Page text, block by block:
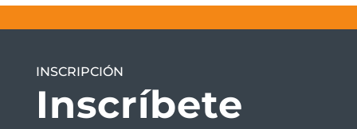
INSCRIPCIÓN
Inscríbete